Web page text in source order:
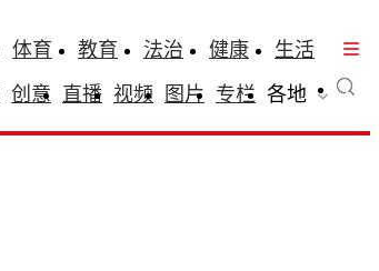
体育 教育 法治 健康
生活
创意 直播 视频 图片 专栏 各地